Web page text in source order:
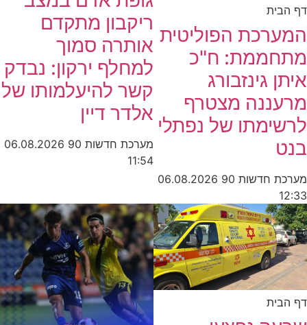
דף הבית
המערכת הפוליטית
מתחממת: ח"כ
איתן גינזבורג
מרעננה מצטרף
לרשימתו של נפתלי
בנט
מערכת חדשות 90
06.08.2026
12:33
ריקבון מתקדם
אותרה סמוך
למחלף ירקון: נבדק
קשר להיעלמותו של
אלדר דיין
מערכת חדשות 90
06.08.2026
11:54
דף הבית